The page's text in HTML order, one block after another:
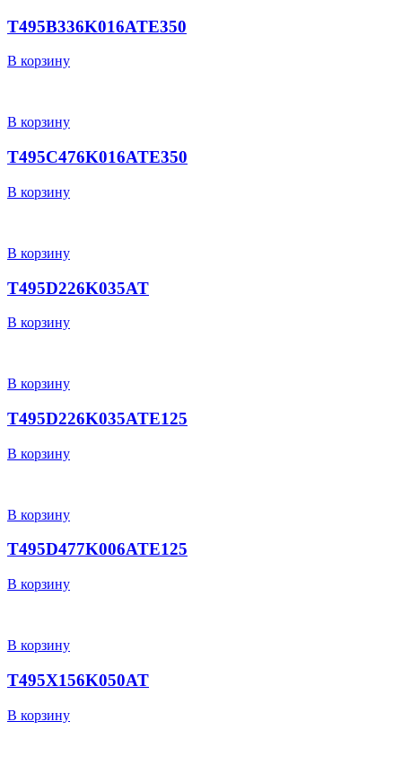
T495B336K016ATE350
В корзину
В корзину
T495C476K016ATE350
В корзину
В корзину
T495D226K035AT
В корзину
В корзину
T495D226K035ATE125
В корзину
В корзину
T495D477K006ATE125
В корзину
В корзину
T495X156K050AT
В корзину